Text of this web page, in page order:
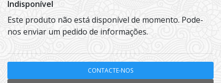
Indisponível
Este produto não está disponível de momento. Pode-
nos enviar um pedido de informações.
CONTACTE-NOS